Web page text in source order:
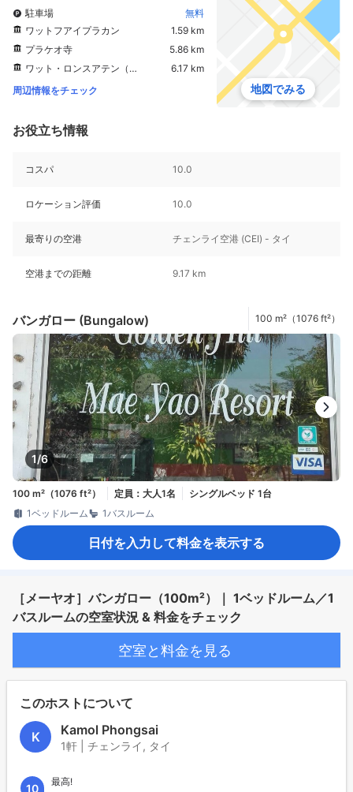
駐車場
無料
ワットフアイプラカン
1.59 km
プラケオ寺
5.86 km
ワット・ロンスアテン（ブルーテンプル）
6.17 km
周辺情報をチェック
地図でみる
お役立ち情報
コスパ 10.0
ロケーション評価 10.0
最寄りの空港 チェンライ空港 (CEI) - タイ
空港までの距離 9.17 km
バンガロー (Bungalow) 100 m²（1076 ft²）
1/6
100 m²（1076 ft²） 定員：大人1名
シングルベッド 1台
1ベッドルーム
1バスルーム
日付を入力して料金を表示する
［メーヤオ］バンガロー（100m²）｜ 1ベッドルーム／1
バスルームの空室状況 & 料金をチェック
空室と料金を見る
このホストについて
K Kamol Phongsai
1軒 | チェンライ, タイ
10 最高!